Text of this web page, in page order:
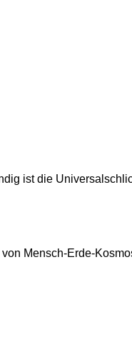
ist die
Mensch-Erde-